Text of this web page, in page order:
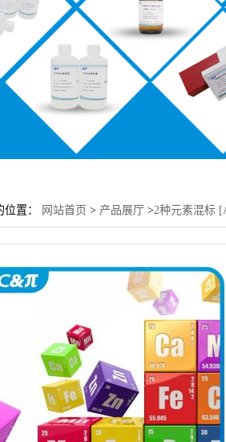
位置： 网站首页 > 产品展厅 >2种元素混标